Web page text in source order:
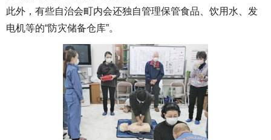
此外，有些自治会町内会还独自管理保管食品、饮用水、发
电机等的“防灾储备仓库”。